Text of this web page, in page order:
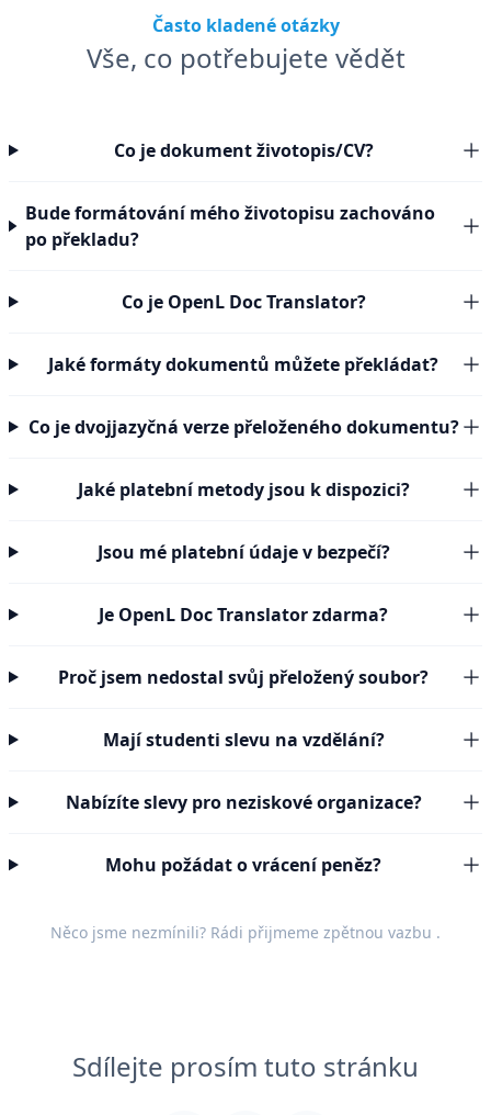
Často kladené otázky
Vše, co potřebujete vědět
Co je dokument životopis/CV?
Bude formátování mého životopisu zachováno
po překladu?
Co je OpenL Doc Translator?
Jaké formáty dokumentů můžete překládat?
Co je dvojjazyčná verze přeloženého dokumentu?
Jaké platební metody jsou k dispozici?
Jsou mé platební údaje v bezpečí?
Je OpenL Doc Translator zdarma?
Proč jsem nedostal svůj přeložený soubor?
Mají studenti slevu na vzdělání?
Nabízíte slevy pro neziskové organizace?
Mohu požádat o vrácení peněz?
Něco jsme nezmínili? Rádi přijmeme zpětnou vazbu .
Sdílejte prosím tuto stránku